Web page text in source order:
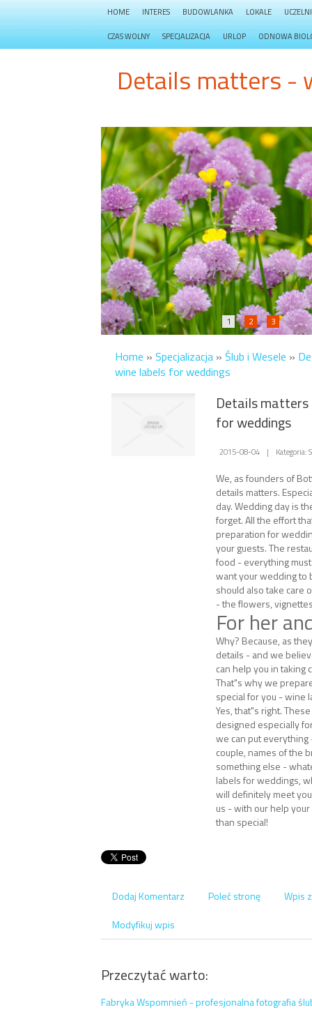
HOME INTERES BUDOWLANKA LOKALE
CZAS WOLNY SPECJALIZACJA URLOP ODNOWA
Details matters -
1 2 3
Home » Specjalizacja » Ślub i Wesele »
wine labels for weddings
Details matters
for weddings
2015-08-04 | Kategoria:
We, as founders of
details matters.
day. Wedding day is
forget. All the effort
preparation for
your guests. The
food - everything
want your wedding to
should also take care
- the flowers,
For her
Why? Because, as
details - and we
can help you in taking
That"s why we
special for you - wine
Yes, that"s right.
designed especially
we can put
couple, names of the
something else -
labels for weddings,
will definitely meet
us - with our help
than special!
Dodaj Komentarz Poleć stronę
Wpis
Modyfikuj wpis
Przeczytać warto:
Fabryka Wspomnień - profesjonalna fotografia